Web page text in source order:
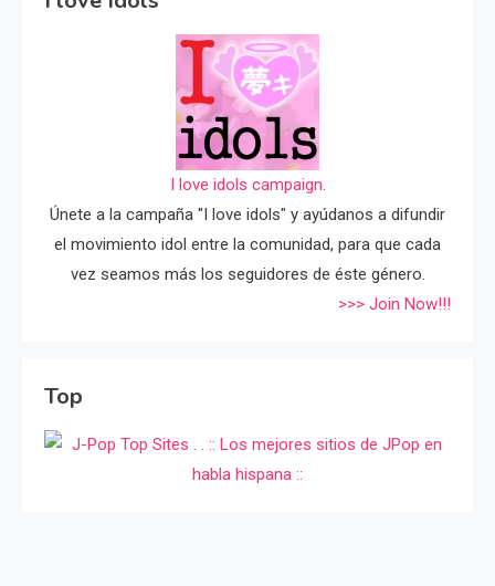
I love idols campaign.
Únete a la campaña "I love idols" y ayúdanos a difundir
el movimiento idol entre la comunidad, para que cada
vez seamos más los seguidores de éste género.
>>> Join Now!!!
Top